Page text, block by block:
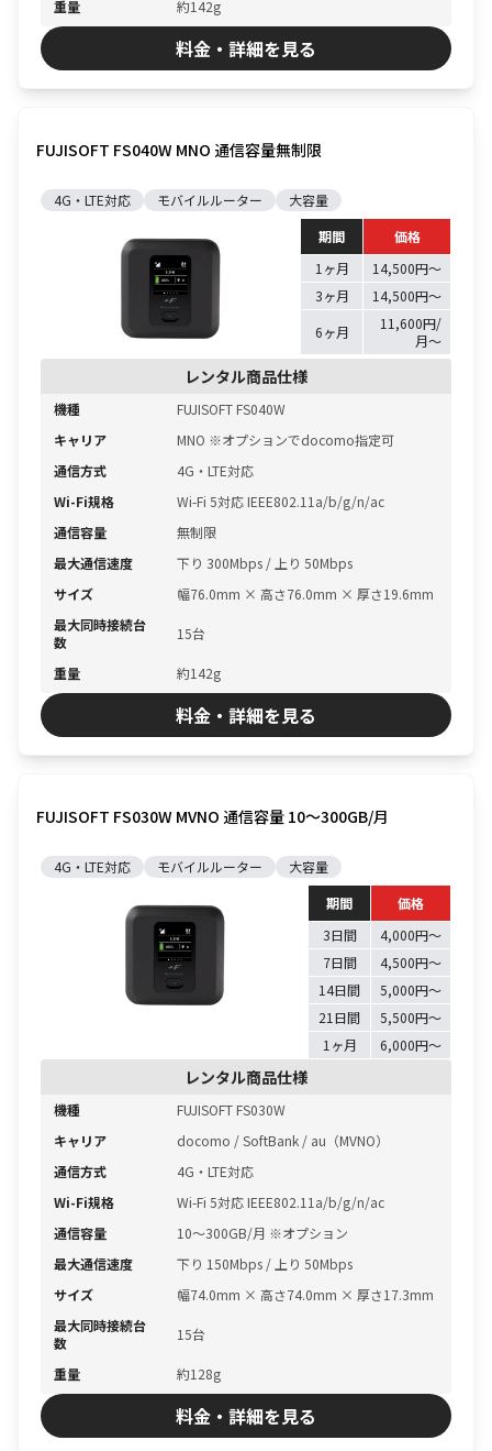
重量 約142g
料金・詳細を見る
FUJISOFT FS040W MNO 通信容量無制限
4G・LTE対応 モバイルルーター
大容量
期間
価格
1ヶ月
14,500円〜
3ヶ月
14,500円〜
6ヶ月
11,600円/
月〜
レンタル商品仕様
機種
FUJISOFT FS040W
キャリア
MNO ※オプションでdocomo指定可
通信方式
4G・LTE対応
Wi-Fi規格
Wi-Fi 5対応 IEEE802.11a/b/g/n/ac
通信容量
無制限
最大通信速度
下り 300Mbps / 上り 50Mbps
サイズ
幅76.0mm × 高さ76.0mm × 厚さ19.6mm
最大同時接続台
数
15台
重量 約142g
料金・詳細を見る
FUJISOFT FS030W MVNO 通信容量 10〜300GB/月
4G・LTE対応 モバイルルーター
大容量
期間
価格
3日間
4,000円〜
7日間
4,500円〜
14日間
5,000円〜
21日間
5,500円〜
1ヶ月
6,000円〜
レンタル商品仕様
機種
FUJISOFT FS030W
キャリア
docomo / SoftBank / au（MVNO）
通信方式
4G・LTE対応
Wi-Fi規格
Wi-Fi 5対応 IEEE802.11a/b/g/n/ac
通信容量
10〜300GB/月 ※オプション
最大通信速度
下り 150Mbps / 上り 50Mbps
サイズ
幅74.0mm × 高さ74.0mm × 厚さ17.3mm
最大同時接続台
数
15台
重量 約128g
料金・詳細を見る